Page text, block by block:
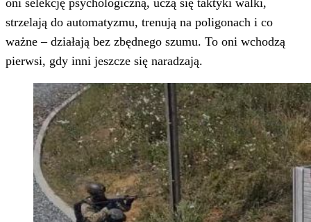
strzelają do automatyzmu, trenują na poligonach i co
ważne – działają bez zbędnego szumu. To oni wchodzą
pierwsi, gdy inni jeszcze się naradzają.